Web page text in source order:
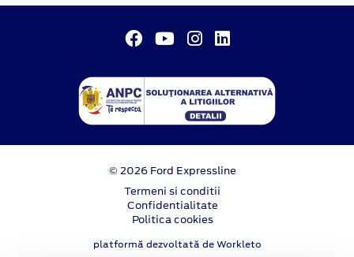
© 2026 Ford Expressline
Termeni si conditii
Confidentialitate
Politica cookies
platformă dezvoltată de Workleto